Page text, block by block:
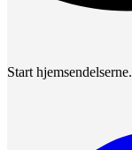
Start hjemsendelserne.